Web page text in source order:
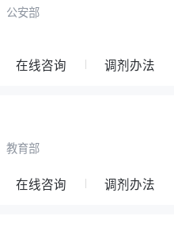
公安部
在线咨询 调剂办法
教育部
在线咨询 调剂办法